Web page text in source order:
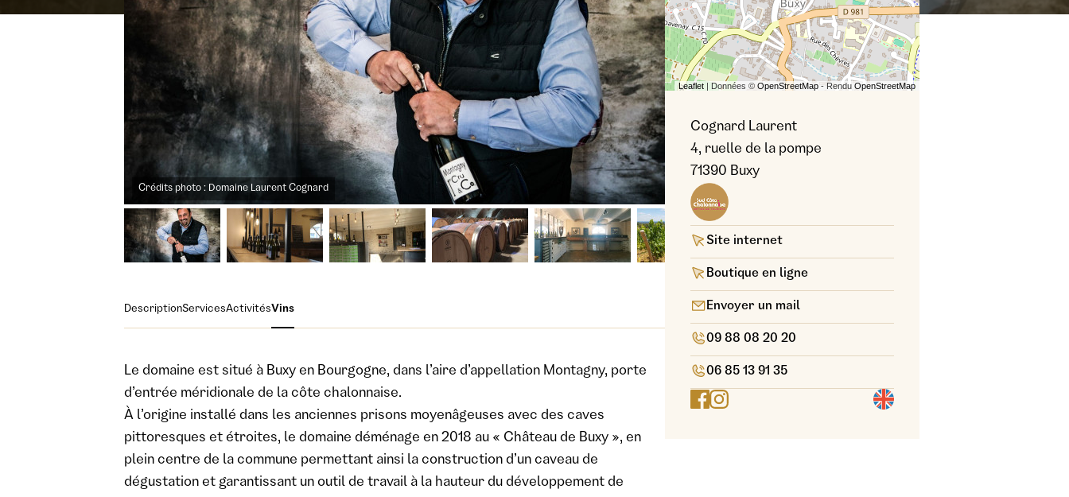
Crédits photo : Domaine Laurent Cognard Crédits photo : Domaine Laurent Cognard
DescriptionServicesActivitésVins
Le domaine est situé à Buxy en Bourgogne, dans l’aire d’appellation Montagny, porte
d’entrée méridionale de la côte chalonnaise.
À l’origine installé dans les anciennes prisons moyenâgeuses avec des caves
pittoresques et étroites, le domaine déménage en 2018 au « Château de Buxy », en
plein centre de la commune permettant ainsi la construction d’un caveau de
dégustation et garantissant un outil de travail à la hauteur du développement de
Leaflet | Données © OpenStreetMap - Rendu OpenStreetMap
Cognard Laurent
4, ruelle de la pompe
71390 Buxy
Site internet
Boutique en ligne
Envoyer un mail
09 88 08 20 20
06 85 13 91 35